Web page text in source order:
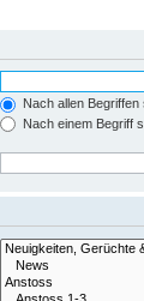
Nach allen
Nach einem Begriff